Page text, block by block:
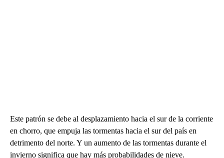
Este patrón se debe al desplazamiento hacia el sur de la corriente
en chorro, que empuja las tormentas hacia el sur del país en
detrimento del norte. Y un aumento de las tormentas durante el
invierno significa que hay más probabilidades de nieve.